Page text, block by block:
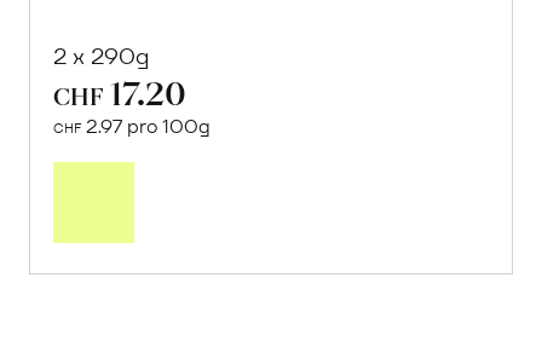
2 x 290g
CHF 17.20
CHF 2.97 pro 100g